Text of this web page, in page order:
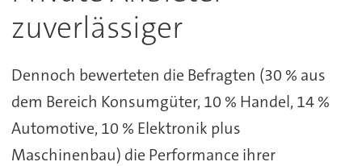
zuverlässiger
Dennoch bewerteten die Befragten (30 % aus
dem Bereich Konsumgüter, 10 % Handel, 14 %
Automotive, 10 % Elektronik plus
Maschinenbau) die Performance ihrer